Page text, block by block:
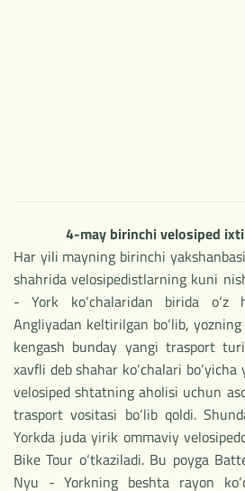
4-may birinchi velosiped
Har yili mayning birinchi
shahrida velosipedistlarning kuni
- York ko‘chalaridan birida o‘z
Angliyadan keltirilgan bo‘lib,
kengash bunday yangi trasport
xavfli deb shahar ko‘chalari
velosiped shtatning aholisi uchun
trasport vositasi bo‘lib qoldi.
Yorkda juda yirik ommaviy
Bike Tour o‘tkaziladi. Bu poyga
Nyu - Yorkning beshta rayon